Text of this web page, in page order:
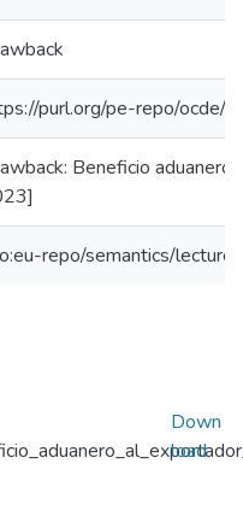
purl.org/pe-repo/ocde/
Beneficio
repo/semantics/lecture
Down
load